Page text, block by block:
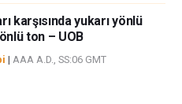
karşısında yukarı yönlü
ton – UOB
| AAA A.D., SS:06 GMT